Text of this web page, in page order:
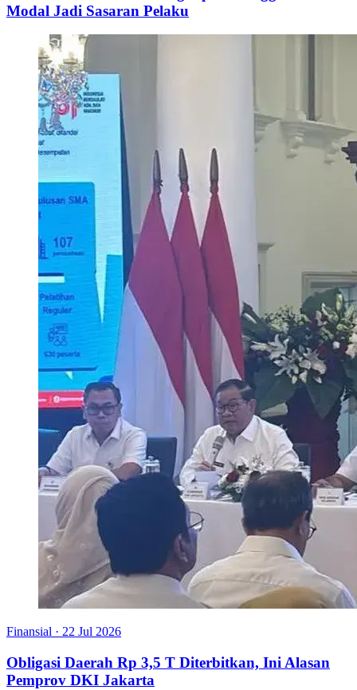
Modal Jadi Sasaran Pelaku
Finansial · 22 Jul 2026
Obligasi Daerah Rp 3,5 T Diterbitkan, Ini Alasan
Pemprov DKI Jakarta